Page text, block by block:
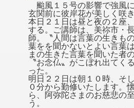
颱風１５号の影響で強風
玄関前に彼岸花が美しく咲き
本日２１日は昼と夜の２座
する。ご講師は、美祢市・
師。〝人間は言葉の生きも
葉をを聞かないとよい言葉
まの生きた言葉を聞いた者
〝お念仏〟がこぼれ出てく
った。
明日２２日は朝１０時、そ
０分から勤修いたします。
ら、阿弥陀さまのお慈悲の
う。